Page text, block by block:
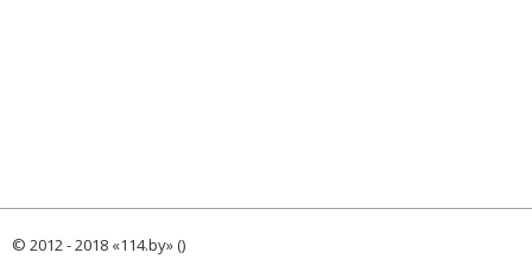
© 2012 - 2018 «114.by» ()